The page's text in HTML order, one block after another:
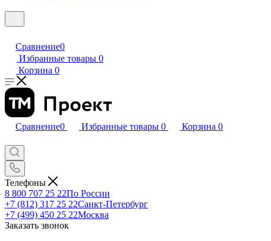
Сравнение0
Избранные товары 0
Корзина 0
Сравнение0 Избранные товары 0 Корзина 0
Телефоны
8 800 707 25 22По России
+7 (812) 317 25 22Санкт-Петербург
+7 (499) 450 25 22Москва
Заказать звонок